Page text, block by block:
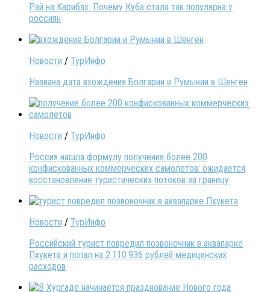
Рай на Карибах. Почему Куба стала так популярна у
россиян
Новости / ТурИнфо
Названа дата вхождения Болгарии и Румынии в Шенген
Новости / ТурИнфо
Россия нашла формулу получения более 200
конфискованных коммерческих самолетов: ожидается
восстановление туристических потоков за границу
Новости / ТурИнфо
Российский турист повредил позвоночник в аквапарке
Пхукета и попал на 2 110 936 рублей медицинских
расходов